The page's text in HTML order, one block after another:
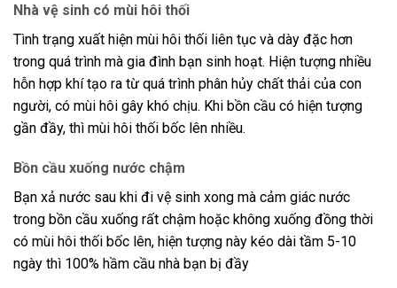
Nhà vệ sinh có mùi hôi thối
Tình trạng xuất hiện mùi hôi thối liên tục và dày đặc hơn
trong quá trình mà gia đình bạn sinh hoạt. Hiện tượng nhiều
hỗn hợp khí tạo ra từ quá trình phân hủy chất thải của con
người, có mùi hôi gây khó chịu. Khi bồn cầu có hiện tượng
gần đầy, thì mùi hôi thối bốc lên nhiều.
Bồn cầu xuống nước chậm
Bạn xả nước sau khi đi vệ sinh xong mà cảm giác nước
trong bồn cầu xuống rất chậm hoặc không xuống đồng thời
có mùi hôi thối bốc lên, hiện tượng này kéo dài tầm 5-10
ngày thì 100% hầm cầu nhà bạn bị đầy